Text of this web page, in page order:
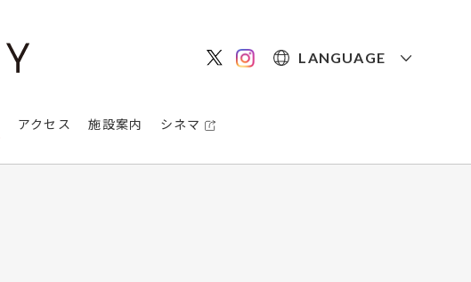
LANGUAGE
アクセス 施設案内 シネマ